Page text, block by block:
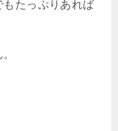
たっぷりあれば